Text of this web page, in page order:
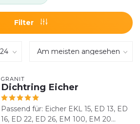
Filter
GRANIT
Dichtring Eicher
Passend für: Eicher EKL 15, ED 13, ED
16, ED 22, ED 26, EM 100, EM 20...